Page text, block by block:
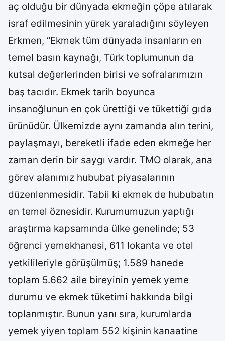
aç olduğu bir dünyada ekmeğin çöpe atılarak
israf edilmesinin yürek yaraladığını söyleyen
Erkmen, “Ekmek tüm dünyada insanların en
temel basın kaynağı, Türk toplumunun da
kutsal değerlerinden birisi ve sofralarımızın
baş tacıdır. Ekmek tarih boyunca
insanoğlunun en çok ürettiği ve tükettiği gıda
ürünüdür. Ülkemizde aynı zamanda alın terini,
paylaşmayı, bereketli ifade eden ekmeğe her
zaman derin bir saygı vardır. TMO olarak, ana
görev alanımız hububat piyasalarının
düzenlenmesidir. Tabii ki ekmek de hububatın
en temel öznesidir. Kurumumuzun yaptığı
araştırma kapsamında ülke genelinde; 53
öğrenci yemekhanesi, 611 lokanta ve otel
yetkilileriyle görüşülmüş; 1.589 hanede
toplam 5.662 aile bireyinin yemek yeme
durumu ve ekmek tüketimi hakkında bilgi
toplanmıştır. Bunun yanı sıra, kurumlarda
yemek yiyen toplam 552 kişinin kanaatine